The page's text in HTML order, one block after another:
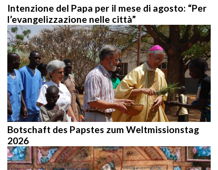
Intenzione del Papa per il mese di agosto: “Per
l’evangelizzazione nelle città”
Botschaft des Papstes zum Weltmissionstag
2026